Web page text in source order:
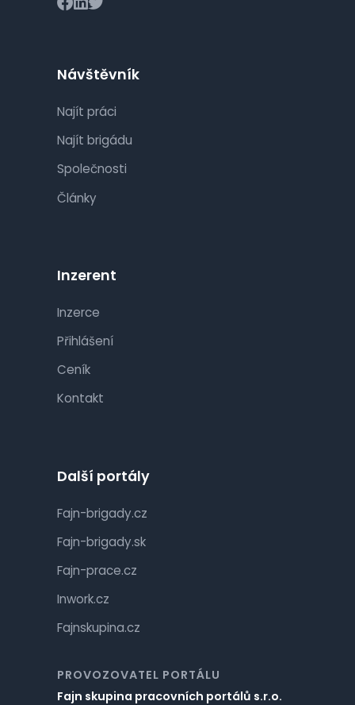
Návštěvník
Najít práci
Najít brigádu
Společnosti
Články
Inzerent
Inzerce
Přihlášení
Ceník
Kontakt
Další portály
Fajn-brigady.cz
Fajn-brigady.sk
Fajn-prace.cz
Inwork.cz
Fajnskupina.cz
PROVOZOVATEL PORTÁLU
Fajn skupina pracovních portálů s.r.o.